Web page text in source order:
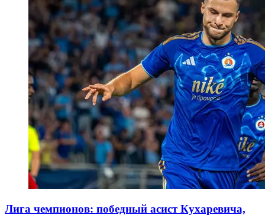
Лига чемпионов: победный асист Кухаревича,